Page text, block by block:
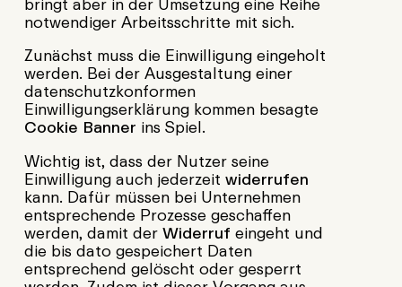
notwendiger Arbeitsschritte mit sich.
Zunächst muss die Einwilligung eingeholt
werden. Bei der Ausgestaltung einer
datenschutzkonformen
Einwilligungserklärung kommen besagte
Cookie Banner ins Spiel.
Wichtig ist, dass der Nutzer seine
Einwilligung auch jederzeitwiderrufen
kann. Dafür müssen bei Unternehmen
entsprechende Prozesse geschaffen
werden, damit derWiderrufeingeht und
die bis dato gespeichert Daten
entsprechend gelöscht oder gesperrt